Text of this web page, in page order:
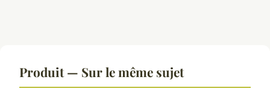
Produit — Sur le même sujet